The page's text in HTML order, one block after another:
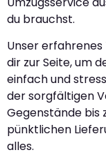
du brauchst.
Unser
dir zur Seite, um
einfach und
der sorgfältigen
Gegenstände bis
pünktlichen
alles.